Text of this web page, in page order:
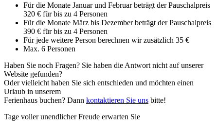
Für die Monate Januar und Februar beträgt der Pauschalpreis
320 € für bis zu 4 Personen
Für die Monate März bis Dezember beträgt der Pauschalpreis
390 € für bis zu 4 Personen
Für jede weitere Person berechnen wir zusätzlich 35 €
Max. 6 Personen
Haben Sie noch Fragen? Sie haben die Antwort nicht auf unserer
Website gefunden?
Oder vielleicht haben Sie sich entschieden und möchten einen
Urlaub in unserem
Ferienhaus buchen? Dann kontaktieren Sie uns bitte!
Tage voller unendlicher Freude erwarten Sie